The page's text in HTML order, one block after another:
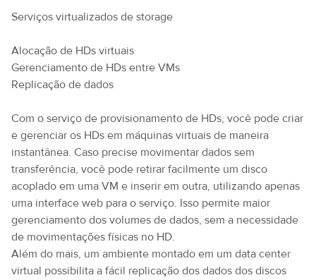
Serviços virtualizados de storage
Alocação de HDs virtuais
Gerenciamento de HDs entre VMs
Replicação de dados
Com o serviço de provisionamento de HDs, você pode criar
e gerenciar os HDs em máquinas virtuais de maneira
instantânea. Caso precise movimentar dados sem
transferência, você pode retirar facilmente um disco
acoplado em uma VM e inserir em outra, utilizando apenas
uma interface web para o serviço. Isso permite maior
gerenciamento dos volumes de dados, sem a necessidade
de movimentações físicas no HD.
Além do mais, um ambiente montado em um data center
virtual possibilita a fácil replicação dos dados dos discos